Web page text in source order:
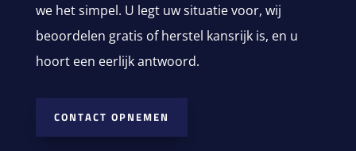
we het simpel. U legt uw situatie voor, wij
beoordelen gratis of herstel kansrijk is, en u
hoort een eerlijk antwoord.
CONTACT OPNEMEN